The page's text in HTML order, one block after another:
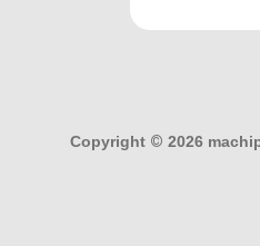
Copyright © 2026